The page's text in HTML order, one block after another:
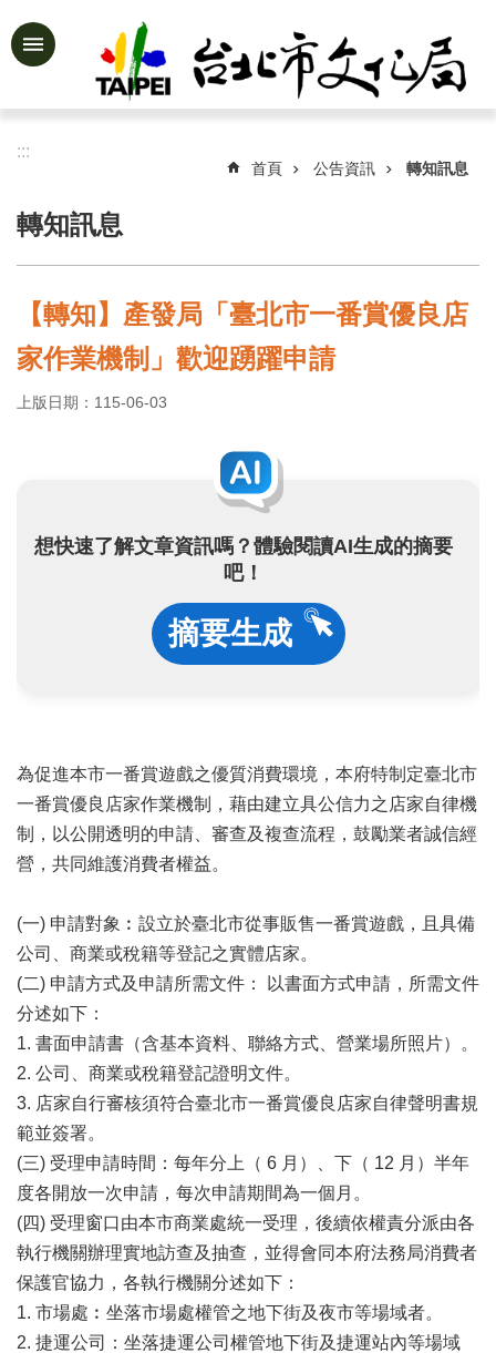
跳到主要內容區塊
進
告
訊
認
文
項
歷
年
文
化
節
廉
專
區
珍
貴
文
化
資
補
助/
申
請
案
件
:::
首頁 公告資訊 轉知訊息
轉知訊息
【轉知】產發局「臺北市一番賞優良店
家作業機制」歡迎踴躍申請
上版日期：115-06-03
想快速了解文章資訊嗎？體驗閱讀AI生成的摘要
吧！
摘要生成
為促進本市一番賞遊戲之優質消費環境，本府特制定臺北市
一番賞優良店家作業機制，藉由建立具公信力之店家自律機
制，以公開透明的申請、審查及複查流程，鼓勵業者誠信經
營，共同維護消費者權益。
(一) 申請對象︰設立於臺北市從事販售一番賞遊戲，且具備
公司、商業或稅籍等登記之實體店家。
(二) 申請方式及申請所需文件： 以書面方式申請，所需文件
分述如下：
1. 書面申請書（含基本資料、聯絡方式、營業場所照片）。
2. 公司、商業或稅籍登記證明文件。
3. 店家自行審核須符合臺北市一番賞優良店家自律聲明書規
範並簽署。
(三) 受理申請時間：每年分上（ 6 月）、下（ 12 月）半年
度各開放一次申請，每次申請期間為一個月。
(四) 受理窗口由本市商業處統一受理，後續依權責分派由各
執行機關辦理實地訪查及抽查，並得會同本府法務局消費者
保護官協力，各執行機關分述如下：
1. 市場處︰坐落市場處權管之地下街及夜市等場域者。
2. 捷運公司：坐落捷運公司權管地下街及捷運站內等場域